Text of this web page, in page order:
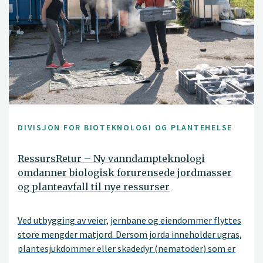
DIVISJON FOR BIOTEKNOLOGI OG PLANTEHELSE
RessursRetur – Ny vanndampteknologi
omdanner biologisk forurensede jordmasser
og planteavfall til nye ressurser
Ved utbygging av veier, jernbane og eiendommer flyttes
store mengder matjord. Dersom jorda inneholder ugras,
plantesjukdommer eller skadedyr (nematoder) som er